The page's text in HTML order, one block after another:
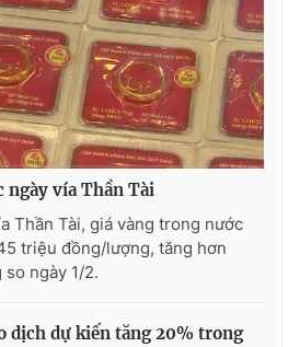
Podcast
Infographic
Shorts video
VTV Thể thao
ngày vía Thần Tài
Thần Tài, giá vàng trong nước
triệu đồng/lượng, tăng hơn
ngày 1/2.
dịch dự kiến tăng 20% trong